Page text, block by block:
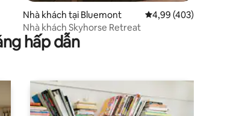
Nhà khách tại Bluemont Xếp hạng trung bình
4,99 (403)
Nhà khách Skyhorse Retreat
hấp dẫn